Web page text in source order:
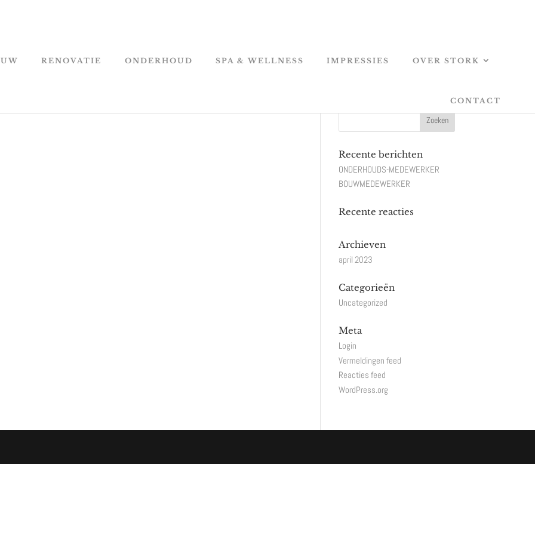
RENOVATIE ONDERHOUD SPA & WELLNESS IMPRESSIES OVER STORK
CONTACT
Recente berichten
ONDERHOUDS-MEDEWERKER
BOUWMEDEWERKER
Recente reacties
Archieven
april 2023
Categorieën
Uncategorized
Meta
Login
Vermeldingen feed
Reacties feed
WordPress.org